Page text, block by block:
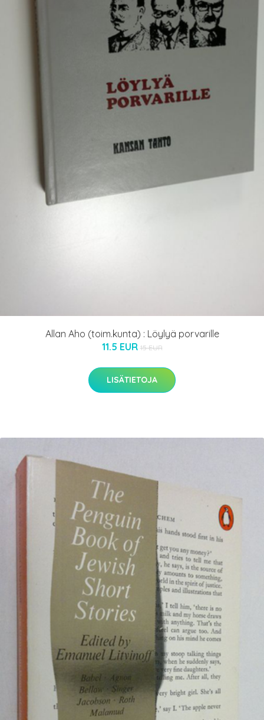
Allan Aho (toim.kunta) : Löylyä porvarille
11.5 EUR 15 EUR
LISÄTIETOJA